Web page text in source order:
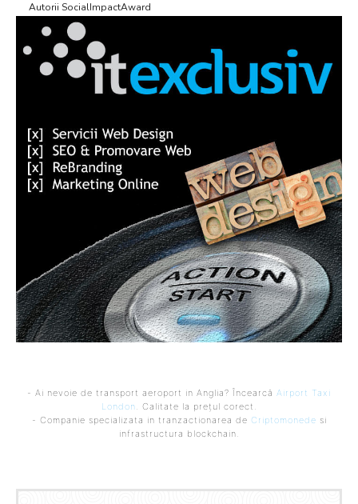
Autorii SocialImpactAward
- Ai nevoie de transport aeroport in Anglia? Încearcă Airport Taxi
London. Calitate la prețul corect.
- Companie specializata in tranzactionarea de Criptomonede si
infrastructura blockchain.